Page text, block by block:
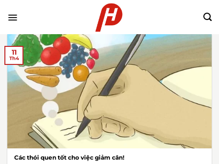
đến
dung
Các thói quen tốt cho việc giảm cân!
11
Th4